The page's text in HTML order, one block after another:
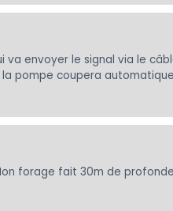
envoyer le signal via le
pompe coupera
forage fait 30m de